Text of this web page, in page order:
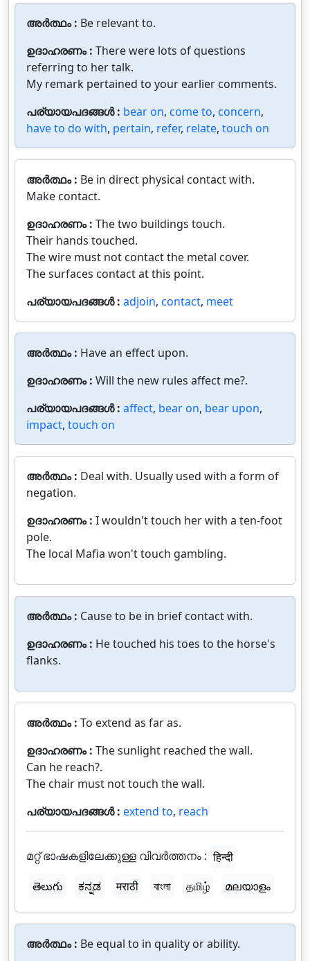
അർത്ഥം : Be relevant to.
ഉദാഹരണം : There were lots of questions
referring to her talk.
My remark pertained to your earlier comments.
പര്യായപദങ്ങൾ : bear on, come to, concern,
have to do with, pertain, refer, relate, touch on
അർത്ഥം : Be in direct physical contact with.
Make contact.
ഉദാഹരണം : The two buildings touch.
Their hands touched.
The wire must not contact the metal cover.
The surfaces contact at this point.
പര്യായപദങ്ങൾ : adjoin, contact, meet
അർത്ഥം : Have an effect upon.
ഉദാഹരണം : Will the new rules affect me?.
പര്യായപദങ്ങൾ : affect, bear on, bear upon,
impact, touch on
അർത്ഥം : Deal with. Usually used with a form of
negation.
ഉദാഹരണം : I wouldn't touch her with a ten-foot
pole.
The local Mafia won't touch gambling.
അർത്ഥം : Cause to be in brief contact with.
ഉദാഹരണം : He touched his toes to the horse's
flanks.
അർത്ഥം : To extend as far as.
ഉദാഹരണം : The sunlight reached the wall.
Can he reach?.
The chair must not touch the wall.
പര്യായപദങ്ങൾ : extend to, reach
മറ്റ് ഭാഷകളിലേക്കുള്ള വിവർത്തനം : हिन्दी
తెలుగు
ಕನ್ನಡ मराठी বাংলা தமிழ் മലയാളം
അർത്ഥം : Be equal to in quality or ability.